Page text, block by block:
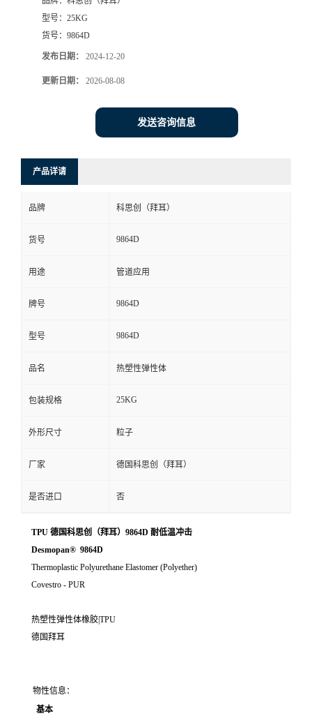
型号： 25KG
货号： 9864D
发布日期： 2024-12-20
更新日期： 2026-08-08
发送咨询信息
产品详请
品牌 科思创（拜耳）
货号 9864D
用途 管道应用
牌号 9864D
型号 9864D
品名 热塑性弹性体
包装规格 25KG
外形尺寸 粒子
厂家 德国科思创（拜耳）
是否进口 否
TPU 德国科思创（拜耳）9864D 耐低温冲击
Desmopan® 9864D
Thermoplastic Polyurethane Elastomer (Polyether)
Covestro - PUR
热塑性弹性体橡胶|TPU
德国拜耳
物性信息：
基本